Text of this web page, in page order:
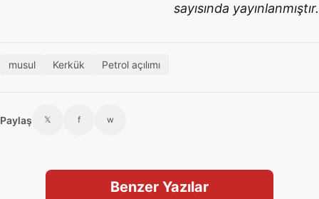
sayısında yayınlanmıştır.
musul Kerkük Petrol açılımı
Paylaş 𝕏 f w
Benzer Yazılar